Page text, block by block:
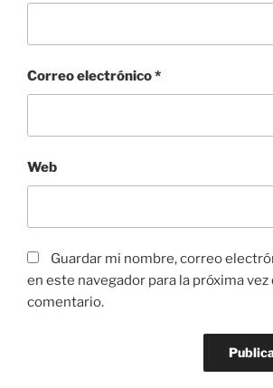
Correo electrónico*
Web
Guardar mi nombre, correo
en este navegador para la próxima vez
comentario.